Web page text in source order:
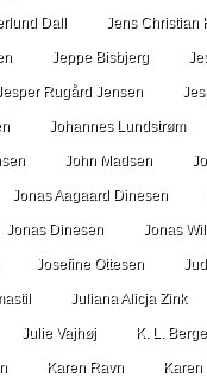
Dall Jens Christian
Jeppe Bisbjerg
Rugård Jensen
Johannes Lundstrøm
John Madsen
Jonas Aagaard Dinesen
Jonas Dinesen Jonas
Josefine Ottesen
Juliana Alicja Zink
Julie Vajhøj K. L.
Karen Ravn Karen